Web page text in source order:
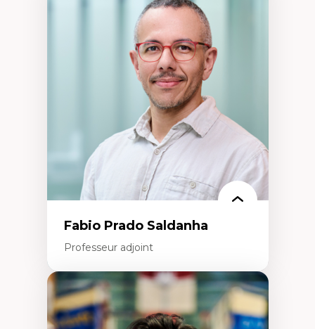
Conciliation travail-vie personnelle
Gestion des ressources humaines
(attraction et fidélisation de la main-
Responsabilité sociale des organisations
Interventions organisationnelles
Comportement organisationnel
(mobilisation au travail)
Recherche qualitative
Éthique des affaires
Fabio Prado Saldanha
Professeur adjoint
Expertises
Innovation sociale
Technologies sociales